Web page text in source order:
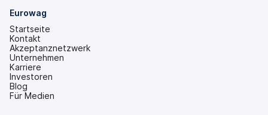
Eurowag
Startseite
Kontakt
Akzeptanznetzwerk
Unternehmen
Karriere
Investoren
(wird
in
Blog
Für Medien